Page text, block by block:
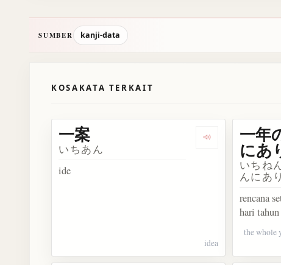
SUMBER kanji-data
KOSAKATA TERKAIT
Dengarkan 一案
一案
いちあん
ide
idea
一年
にあ
いちね
んにあり
rencana
hari
the whole